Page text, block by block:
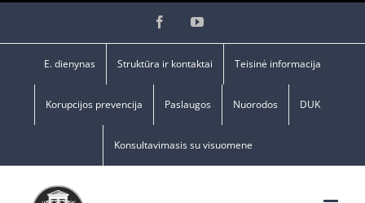
FacebookYouTube
E. dienynas Struktūra ir kontaktai Teisinė informacija
Korupcijos prevencija Paslaugos Nuorodos DUK
Konsultavimasis su visuomene